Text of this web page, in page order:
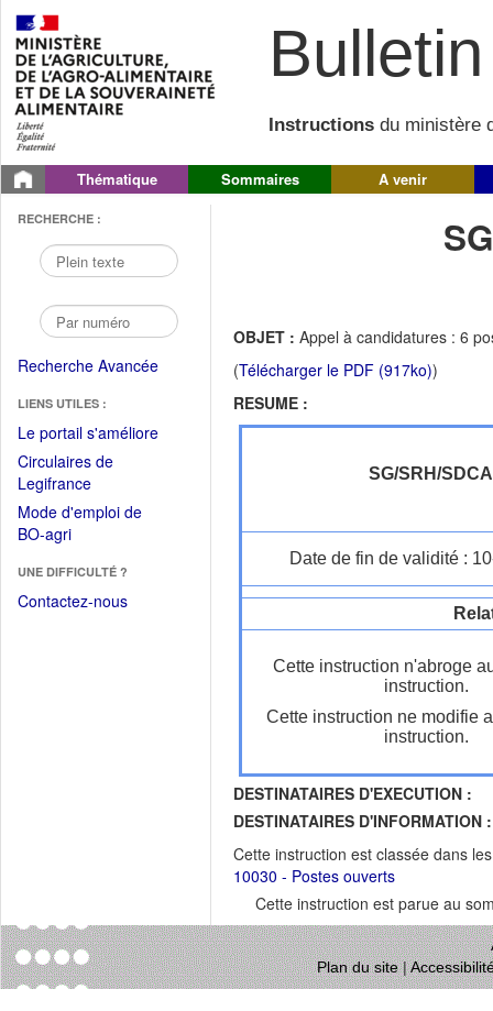
Instructions du ministère
Thématique Sommaires A venir
RECHERCHE :
Recherche Avancée
LIENS UTILES :
Le portail s'améliore(Fichier
Circulaires de
Legifrance(Ouvrir
dans
une
fenêtre)
Mode d'emploi de
BO-agri(Ouvrir
une
nouvelle
UNE DIFFICULTÉ ?
Contactez-nous
OBJET : Appel à candidatures : 6
(Télécharger le PDF (917ko))
RESUME :
SG/SRH/
Date de fin de validité :
Cette instruction n'abroge
instruction.
Cette instruction ne modifie
instruction.
DESTINATAIRES D'EXECUTION :
DESTINATAIRES D'INFORMATION :
Cette instruction est classée dans
10030 - Postes ouverts
Cette instruction est parue au
Plan du site|